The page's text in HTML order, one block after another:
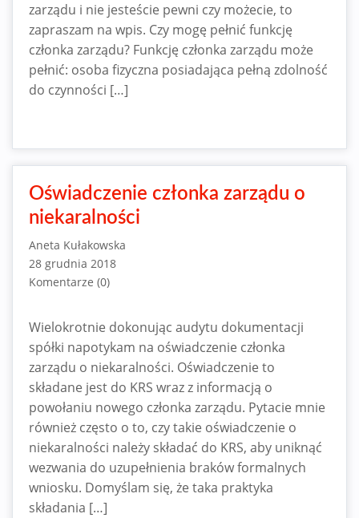
zarządu i nie jesteście pewni czy możecie, to
zapraszam na wpis. Czy mogę pełnić funkcję
członka zarządu? Funkcję członka zarządu może
pełnić: osoba fizyczna posiadająca pełną zdolność
do czynności […]
Oświadczenie członka zarządu o
niekaralności
Aneta Kułakowska
28 grudnia 2018
Komentarze (0)
Wielokrotnie dokonując audytu dokumentacji
spółki napotykam na oświadczenie członka
zarządu o niekaralności. Oświadczenie to
składane jest do KRS wraz z informacją o
powołaniu nowego członka zarządu. Pytacie mnie
również często o to, czy takie oświadczenie o
niekaralności należy składać do KRS, aby uniknąć
wezwania do uzupełnienia braków formalnych
wniosku. Domyślam się, że taka praktyka
składania […]